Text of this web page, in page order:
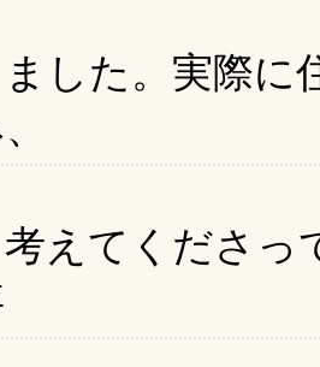
た。実際に
てくださっ